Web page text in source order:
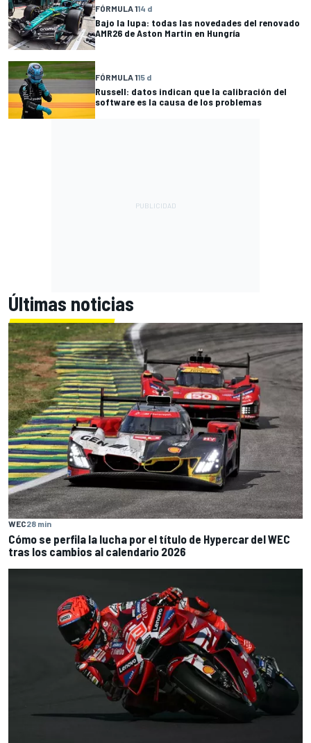
FÓRMULA 114 d
Bajo la lupa: todas las novedades del renovado
AMR26 de Aston Martin en Hungría
FÓRMULA 115 d
Russell: datos indican que la calibración del
software es la causa de los problemas
Últimas noticias
WEC28 min
Cómo se perfila la lucha por el título de Hypercar del WEC
tras los cambios al calendario 2026